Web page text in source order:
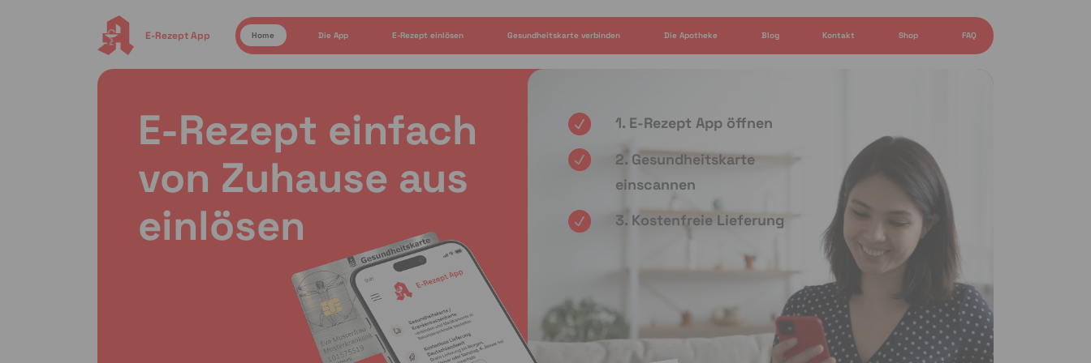
E-Rezept App Home Die App E-Rezept einlösen Gesundheitskarte verbinden Die Apotheke Blog Kontakt Shop FAQ
E-Rezept einfach
von Zuhause aus
einlösen
1. E-Rezept App öffnen
2. Gesundheitskarte
einscannen
3. Kostenfreie Lieferung